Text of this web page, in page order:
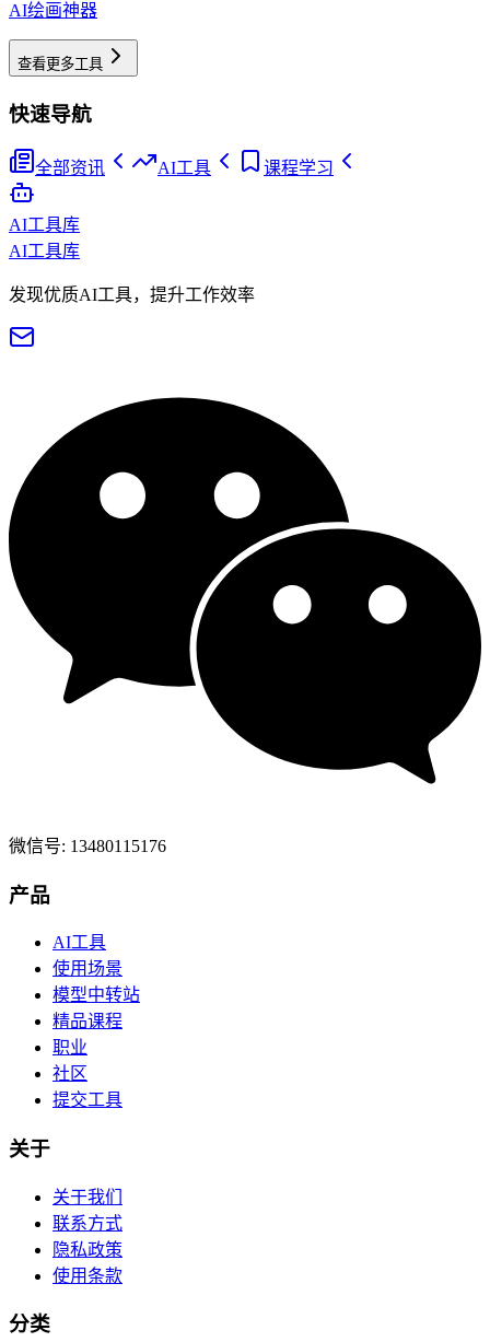
AI绘画神器
查看更多工具
快速导航
全部资讯 AI工具 课程学习
AI工具库
AI工具库
发现优质AI工具，提升工作效率
微信号: 13480115176
产品
AI工具
使用场景
模型中转站
精品课程
职业
社区
提交工具
关于
关于我们
联系方式
隐私政策
使用条款
分类